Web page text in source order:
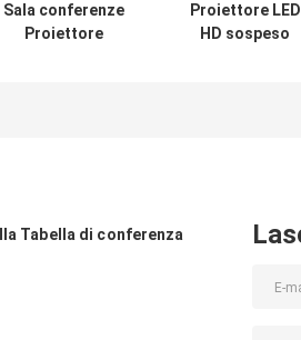
Sala conferenze
Proiettore
Proiettore LED
HD sospeso
Tabella di conferenza